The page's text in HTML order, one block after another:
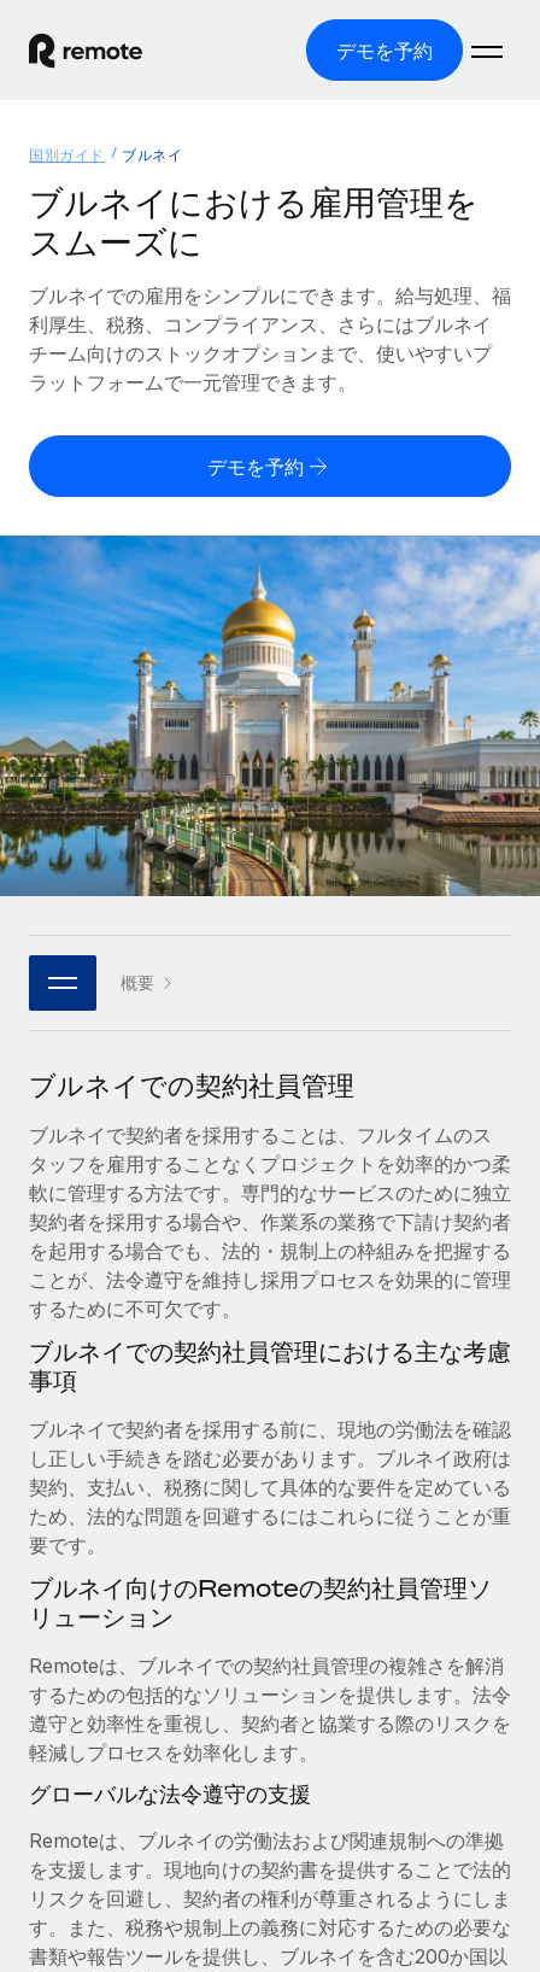
デモを予約
グローバル雇用
グローバル給与処理
コンプライアンス対応の給与処理を手軽に
Employer of Record（EOR）
グローバル展開をコストをかけずに実現
Contractor of Record
世界中の契約社員と法令を遵守して契約
世界中の契約社員をオンボーディングし、管理
PEO
複雑な雇用関連業務を外部委託
インフラ
Remote統合
人事機能をワークフローにシームレスに統合する
プラットフォーム
チームのための人事の基本機能を内蔵
接続 新しい
当社のMCPを使用して、あらゆるAIツールをRemoteに接続
統合
基本的なビジネスツールを活用して業務プロセスを効率化す
専門家に相談
グローバル人事・コンプライアンスの専門サポート
バックグラウンドチェック
候補者の選考プロセスをシンプルに
コンプライアンスリスクを先回りして対応
ITデバイスを世界規模で提供・管理
法人設立
法令順守した法人をスピーディに設立
移住・転勤
従業員の異動をスムーズに
福利厚生
従業員の福利厚生を簡単に管理
ソリューション
各国の制度に対応
国別ガイド
/国別のグローバル雇用支援を検索する
Remoteを他社と比較
成長の段階
スタートアップ
成長中の企業向けのアジャイルなグローバルHR・給与処理ソ
リューション
ミッドマーケット
カスタマイズされた人事ソリューションでチームを拡大する
企業
大企業向けのグローバルHR
パートナーに登録
戦略的テクノロジーパートナー
グローバルな人事機能を柔軟に自社プラットフォームへ統合
当社とのパートナーシップの可能性を検討する
Remote Build 近日リリース予定
統合とAI自動化に関するコンサルティング
活用事例
Reverse Tech、契約社員管理と給与処理でRemote
と戦略的提携
Reverse Techの概要 健康とウェルネスのスタートアップである
Reverse...
詳細を見る
AIのパイオニアであるWeaviateは、Remoteを使
い、どのようにしてワークフォースを120%に増やした
Weaviateの概要...
詳細を見る
リソース
ツールと計算ツール
従業員コスト計算ツール
契約社員の報酬計算ツール
グローバルな契約社員向けに、通貨オプションと支払スピー
ドを確認する
REMOTEで学習
リサーチおよびガイド
活用事例
HR用語集
チェックリストおよびテンプレート
職務内容ライブラリ
ウェビナー
イベント
ニュースルーム
給与・人材情報
情報センター
サポートを依頼する
すべてのリソースを表示する
ブログ
グローバル給与処理
EORおよびPEO
契約社員管理
税務
ブログを読む
ブログ
Remoteの製品アップデート：GustoとXeroの統合お
よびContractor Management Plus（契約社員管理
業務に最適な人材を採用し、管理し、給与を支給できるようにす
ることです。この数週間で、新しい統合、機能、改良点をリリー
スしました。...
詳細を見る
価格
English
Nederlands
Français
Deutsch
Español
Italiano
Português (Portugal)
日本語
한국어
ログイン
国別ガイド ブルネイ
ブルネイにおける雇用管理を
スムーズに
ブルネイでの雇用をシンプルにできます。給与処理、福
利厚生、税務、コンプライアンス、さらにはブルネイ
チーム向けのストックオプションまで、使いやすいプ
ラットフォームで一元管理できます。
デモを予約
概要
ブルネイでの契約社員管理
ブルネイで契約者を採用することは、フルタイムのス
タッフを雇用することなくプロジェクトを効率的かつ柔
軟に管理する方法です。専門的なサービスのために独立
契約者を採用する場合や、作業系の業務で下請け契約者
を起用する場合でも、法的・規制上の枠組みを把握する
ことが、法令遵守を維持し採用プロセスを効果的に管理
するために不可欠です。
ブルネイでの契約社員管理における主な考慮
事項
ブルネイで契約者を採用する前に、現地の労働法を確認
し正しい手続きを踏む必要があります。ブルネイ政府は
契約、支払い、税務に関して具体的な要件を定めている
ため、法的な問題を回避するにはこれらに従うことが重
要です。
ブルネイ向けのRemoteの契約社員管理ソ
リューション
Remoteは、ブルネイでの契約社員管理の複雑さを解消
するための包括的なソリューションを提供します。法令
遵守と効率性を重視し、契約者と協業する際のリスクを
軽減しプロセスを効率化します。
グローバルな法令遵守の支援
Remoteは、ブルネイの労働法および関連規制への準拠
を支援します。現地向けの契約書を提供することで法的
リスクを回避し、契約者の権利が尊重されるようにしま
す。また、税務や規制上の義務に対応するための必要な
書類や報告ツールを提供し、ブルネイを含む200か国以